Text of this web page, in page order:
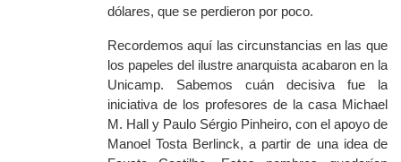
dólares, que se perdieron por poco.
Recordemos aquí las circunstancias en las que
los papeles del ilustre anarquista acabaron en la
Unicamp. Sabemos cuán decisiva fue la
iniciativa de los profesores de la casa Michael
M. Hall y Paulo Sérgio Pinheiro, con el apoyo de
Manoel Tosta Berlinck, a partir de una idea de